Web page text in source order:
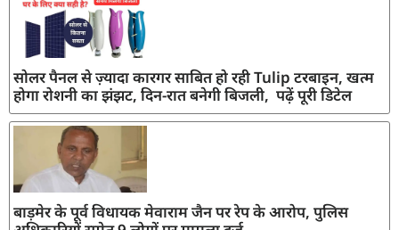
सोलर पैनल से ज़्यादा कारगर साबित हो रही Tulip टरबाइन, खत्म
होगा रोशनी का झंझट, दिन-रात बनेगी बिजली, पढ़ें पूरी डिटेल
बाड़मेर के पूर्व विधायक मेवाराम जैन पर रेप के आरोप, पुलिस